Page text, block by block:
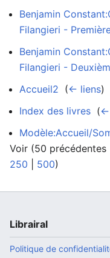
Benjamin
Filangieri -
Benjamin
Filangieri -
Accueil2 (← liens)
Index des livres (←
Modèle:Accueil/
Voir (50 précédentes
250
500)
Librairal
Politique de